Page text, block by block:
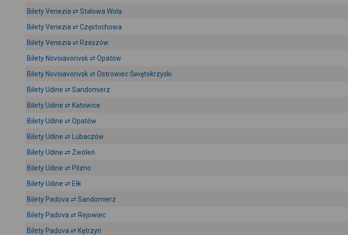
Bilety Venezia ⇄ Stalowa Wola
Bilety Venezia ⇄ Częstochowa
Bilety Venezia ⇄ Rzeszów
Bilety Novoiavorivsk ⇄ Opatów
Bilety Novoiavorivsk ⇄ Ostrowiec Świętokrzyski
Bilety Udine ⇄ Sandomierz
Bilety Udine ⇄ Katowice
Bilety Udine ⇄ Opatów
Bilety Udine ⇄ Lubaczów
Bilety Udine ⇄ Zwoleń
Bilety Udine ⇄ Pilzno
Bilety Udine ⇄ Ełk
Bilety Padova ⇄ Sandomierz
Bilety Padova ⇄ Rejowiec
Bilety Padova ⇄ Kętrzyn